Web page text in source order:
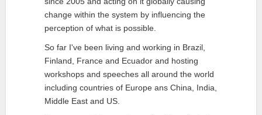
change within the system by influencing the
perception of what is possible.
So far I've been living and working in Brazil,
Finland, France and Ecuador and hosting
workshops and speeches all around the world
including countries of Europe ans China, India,
Middle East and US.